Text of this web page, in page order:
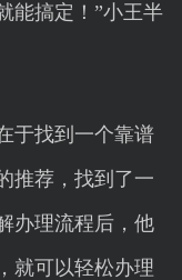
能搞定！”小王半
于找到一个靠谱
推荐，找到了一
办理流程后，他
就可以轻松办理